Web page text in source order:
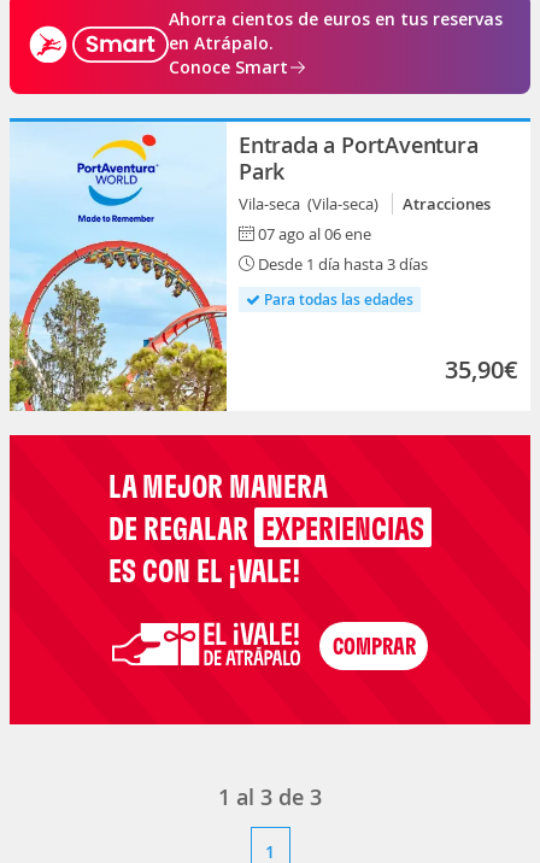
Ahorra cientos de euros en tus reservas
en Atrápalo.
Conoce Smart
Entrada a PortAventura
Park
Vila-seca (Vila-seca)
Atracciones
07 ago al 06 ene
Desde 1 día hasta 3 días
Para todas las edades
35,90€
LA MEJOR MANERA
DE REGALAR EXPERIENCIAS
ES CON EL ¡VALE!
1 al 3 de 3
1